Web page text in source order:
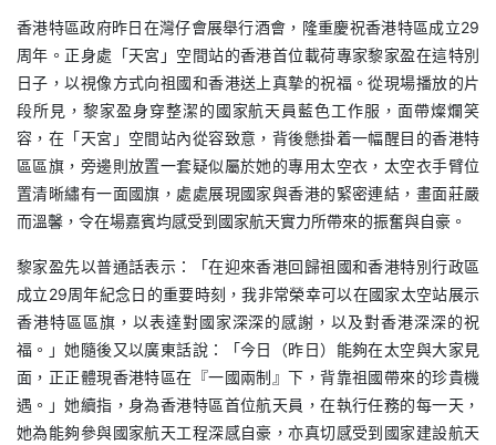
香港特區政府昨日在灣仔會展舉行酒會，隆重慶祝香港特區成立29
周年。正身處「天宮」空間站的香港首位載荷專家黎家盈在這特別
日子，以視像方式向祖國和香港送上真摯的祝福。從現場播放的片
段所見，黎家盈身穿整潔的國家航天員藍色工作服，面帶燦爛笑
容，在「天宮」空間站內從容致意，背後懸掛着一幅醒目的香港特
區區旗，旁邊則放置一套疑似屬於她的專用太空衣，太空衣手臂位
置清晰繡有一面國旗，處處展現國家與香港的緊密連結，畫面莊嚴
而溫馨，令在場嘉賓均感受到國家航天實力所帶來的振奮與自豪。
黎家盈先以普通話表示：「在迎來香港回歸祖國和香港特別行政區
成立29周年紀念日的重要時刻，我非常榮幸可以在國家太空站展示
香港特區區旗，以表達對國家深深的感謝，以及對香港深深的祝
福。」她隨後又以廣東話說：「今日（昨日）能夠在太空與大家見
面，正正體現香港特區在『一國兩制』下，背靠祖國帶來的珍貴機
遇。」她續指，身為香港特區首位航天員，在執行任務的每一天，
她為能夠參與國家航天工程深感自豪，亦真切感受到國家建設航天